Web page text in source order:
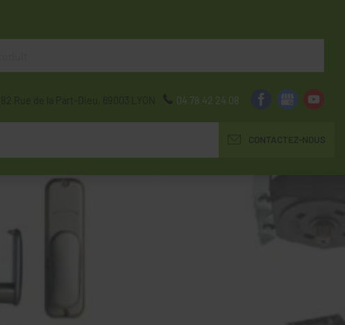
82 Rue de la Part-Dieu, 69003 LYON 04 78 42 24 08
CONTACTEZ-NOUS